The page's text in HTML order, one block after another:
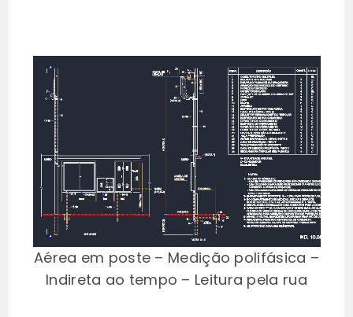
Aérea em poste – Medição polifásica –
Indireta ao tempo – Leitura pela rua